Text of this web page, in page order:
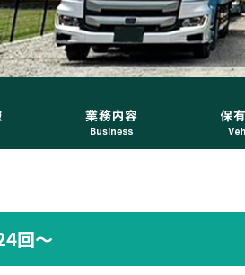
回～